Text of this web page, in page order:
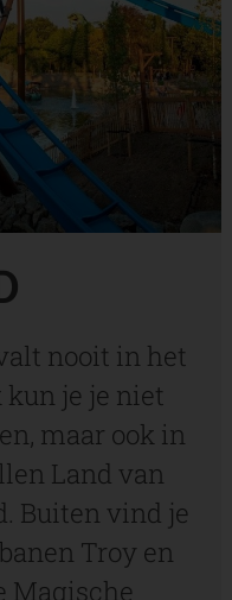
nooit in het
je je niet
maar ook in
Land van
Buiten vind je
Troy en
Magische